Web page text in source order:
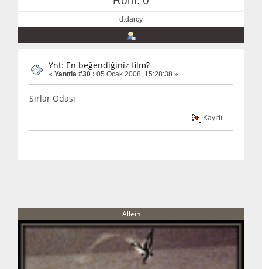
d.darcy
Ynt: En beğendiğiniz film?
« Yanıtla #30 : 05 Ocak 2008, 15:28:38 »
Sırlar Odası
Kayıtlı
Allein